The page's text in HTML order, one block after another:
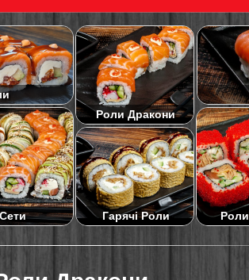
Роли Дракони
Гарячі Роли Роли